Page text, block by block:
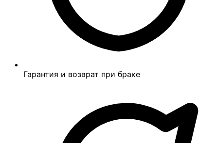
Гарантия и возврат при браке